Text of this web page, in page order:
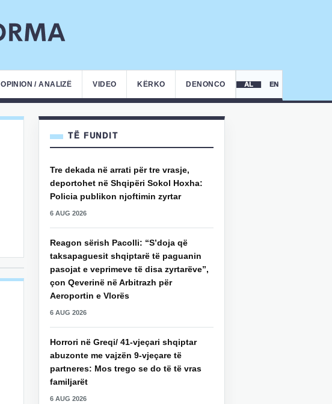
OPINION / ANALIZË VIDEO KËRKO DENONCO AL EN
TË FUNDIT
Tre dekada në arrati për tre vrasje,
deportohet në Shqipëri Sokol Hoxha:
Policia publikon njoftimin zyrtar
6 AUG 2026
Reagon sërish Pacolli: “S’doja që
taksapaguesit shqiptarë të paguanin
pasojat e veprimeve të disa zyrtarëve”,
çon Qeverinë në Arbitrazh për
Aeroportin e Vlorës
6 AUG 2026
Horrori në Greqi/ 41-vjeçari shqiptar
abuzonte me vajzën 9-vjeçare të
partneres: Mos trego se do të të vras
familjarët
6 AUG 2026